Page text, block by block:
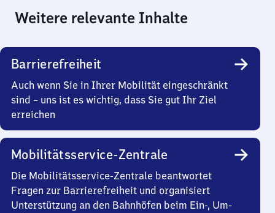
Weitere relevante Inhalte
Barrierefreiheit
Auch wenn Sie in Ihrer Mobilität eingeschränkt
sind – uns ist es wichtig, dass Sie gut Ihr Ziel
erreichen
Mobilitätsservice-Zentrale
Die Mobilitätsservice-Zentrale beantwortet
Fragen zur Barrierefreiheit und organisiert
Unterstützung an den Bahnhöfen beim Ein-, Um-